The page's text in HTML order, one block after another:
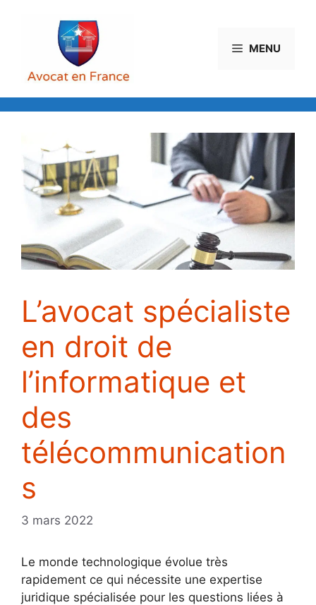
MENU
L’avocat spécialiste
en droit de
l’informatique et
des
télécommunication
s
3 mars 2022
Le monde technologique évolue très
rapidement ce qui nécessite une expertise
juridique spécialisée pour les questions liées à